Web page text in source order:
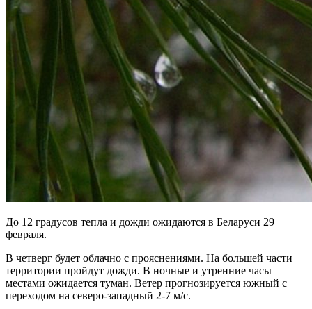
До 12 градусов тепла и дожди ожидаются в Беларуси 29
февраля.
В четверг будет облачно с прояснениями. На большей части
территории пройдут дожди. В ночные и утренние часы
местами ожидается туман. Ветер прогнозируется южный с
переходом на северо-западный 2-7 м/с.